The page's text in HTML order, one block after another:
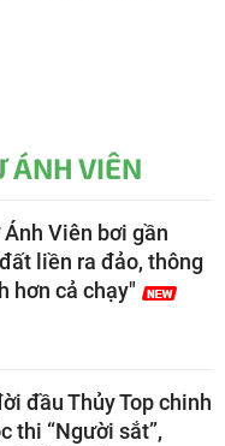
ÁNH VIÊN
Viên bơi gần
liền ra đảo, thông
hơn cả chạy"
đầu Thủy Top chinh
thi “Người sắt”,